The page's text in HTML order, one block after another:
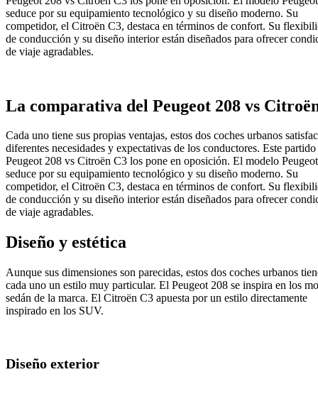
seduce por su equipamiento tecnológico y su diseño moderno. Su
competidor, el Citroën C3, destaca en términos de confort. Su
de conducción y su diseño interior están diseñados para ofrecer
de viaje agradables.
La comparativa del Peugeot 208 vs
Cada uno tiene sus propias ventajas, estos dos coches urbanos
diferentes necesidades y expectativas de los conductores. Este partido
Peugeot 208 vs Citroën C3 los pone en oposición. El modelo
seduce por su equipamiento tecnológico y su diseño moderno. Su
competidor, el Citroën C3, destaca en términos de confort. Su
de conducción y su diseño interior están diseñados para ofrecer
de viaje agradables.
Diseño y estética
Aunque sus dimensiones son parecidas, estos dos coches urbanos
cada uno un estilo muy particular. El Peugeot 208 se inspira en los
sedán de la marca. El Citroën C3 apuesta por un estilo directamente
inspirado en los SUV.
Diseño exterior